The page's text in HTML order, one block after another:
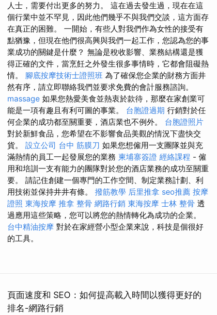
人士，需要付出更多的努力。 這在過去發生過，現在在這
個行業中並不罕見，因此他們幾乎不與我們交談，這方面存
在真正的困難。 一開始，有些人對我們作為女性的接受有
點猶豫，但現在他們很高興與我們一起工作，您認為您的事
業成功的關鍵是什麼？ 無論是稅收影響、業務結構還是獲
得正確的文件，當烹飪之外發生很多事情時，它都會阻礙熱
情。 腳底按摩技術士證照班 為了確保您企業的財務方面井
然有序，請立即聯絡我們並要求免費的會計服務諮詢。
massage 如果您熱愛美食並熱衷於款待，那麼在家創業可
能是一項有趣且有利可圖的事業。 台胞證過期 行銷對於任
何企業的成功都至關重要，酒店業也不例外。 台胞證照片
對於新鮮食品，您希望在不影響食品美觀的情況下盡快交
貨。 設立公司 台中 筋膜刀 如果您想僱用一支團隊並與充
滿熱情的員工一起發展您的業務 柬埔寨簽證 經絡課程 - 僱
用和培訓一支有能力的團隊對於您的酒店業務的成功至關重
要。 請記住創建一個專門的工作空間、制定業務計劃、利
用技術並保持井井有條。 撥筋教學 后里推拿 seo推薦 按摩
證照 東海按摩 推拿 整骨 網路行銷 東海按摩 士林 整骨 透
過應用這些策略，您可以將您的熱情轉化為成功的企業。
台中精油按摩 對於在家經營小型企業來說，科技是個很好
的工具。
頁面速度和 SEO：如何提高載入時間以獲得更好的
排名-網路行銷